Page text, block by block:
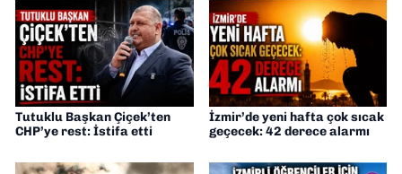
Tutuklu Başkan Çiçek’ten
CHP’ye rest: İstifa etti
İzmir’de yeni hafta çok sıcak
geçecek: 42 derece alarmı